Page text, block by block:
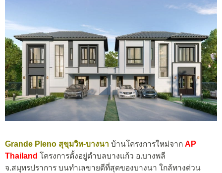
Grande Pleno สุขุมวิท-บางนา บ้านโครงการใหม่จาก AP
Thailand โครงการตั้งอยู่ตำบลบางแก้ว อ.บางพลี
จ.สมุทรปราการ บนทำเลขายดีที่สุดของบางนา ใกล้ทางด่วน